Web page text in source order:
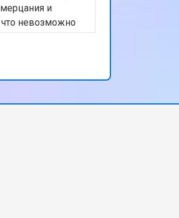
и
невозможно
Вместе с
занял почти
быстрее, но
устроил.